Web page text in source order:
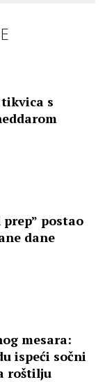
s
postao
dane
mesara:
ispeći sočni
roštilju